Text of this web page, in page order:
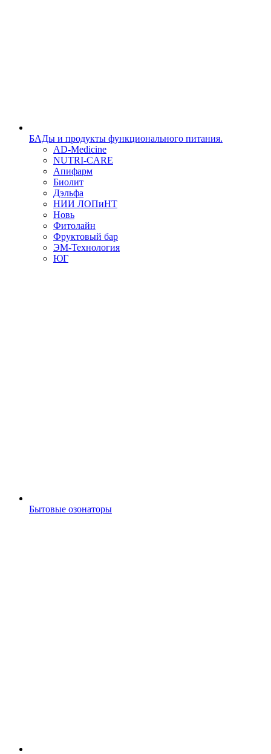
БАДы и продукты функционального питания.
AD-Medicine
NUTRI-CARE
Апифарм
Биолит
Дэльфа
НИИ ЛОПиНТ
Новь
Фитолайн
Фруктовый бар
ЭМ-Технология
ЮГ
Бытовые озонаторы